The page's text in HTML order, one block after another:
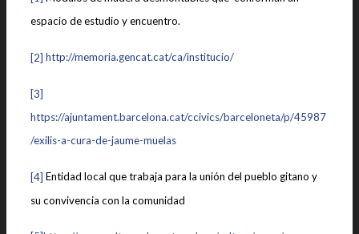
espacio de estudio y encuentro.
[2] http://memoria.gencat.cat/ca/institucio/
[3]
https://ajuntament.barcelona.cat/ccivics/barceloneta/p/45987
/exilis-a-cura-de-jaume-muelas
[4] Entidad local que trabaja para la unión del pueblo gitano y
su convivencia con la comunidad